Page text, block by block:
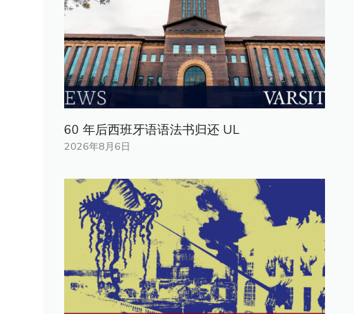
60 年后西班牙语语法书归还 UL
2026年8月6日